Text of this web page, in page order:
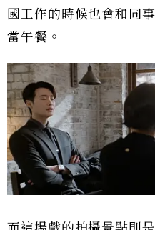
國工作的時候也會和同
當午餐。